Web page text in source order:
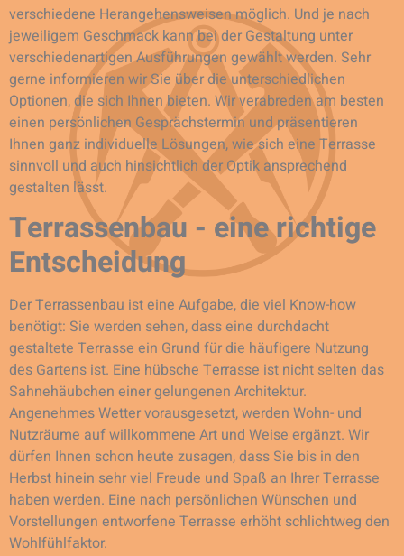
verschiedene Herangehensweisen möglich. Und je nach
jeweiligem Geschmack kann bei der Gestaltung unter
verschiedenartigen Ausführungen gewählt werden. Sehr
gerne informieren wir Sie über die unterschiedlichen
Optionen, die sich Ihnen bieten. Wir verabreden am besten
einen persönlichen Gesprächstermin und präsentieren
Ihnen ganz individuelle Lösungen, wie sich eine Terrasse
sinnvoll und auch hinsichtlich der Optik ansprechend
gestalten lässt.
Terrassenbau - eine richtige
Entscheidung
Der Terrassenbau ist eine Aufgabe, die viel Know-how
benötigt: Sie werden sehen, dass eine durchdacht
gestaltete Terrasse ein Grund für die häufigere Nutzung
des Gartens ist. Eine hübsche Terrasse ist nicht selten das
Sahnehäubchen einer gelungenen Architektur.
Angenehmes Wetter vorausgesetzt, werden Wohn- und
Nutzräume auf willkommene Art und Weise ergänzt. Wir
dürfen Ihnen schon heute zusagen, dass Sie bis in den
Herbst hinein sehr viel Freude und Spaß an Ihrer Terrasse
haben werden. Eine nach persönlichen Wünschen und
Vorstellungen entworfene Terrasse erhöht schlichtweg den
Wohlfühlfaktor.